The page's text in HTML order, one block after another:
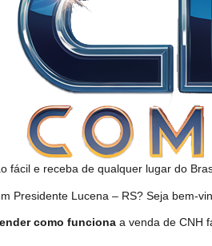
fácil e receba de qualquer lugar do
Presidente Lucena – RS? Seja bem-
como funciona a venda de CNH